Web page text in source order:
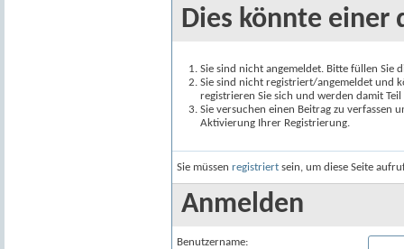
Dies könnte einer
Sie sind nicht angemeldet. Bitte füllen Sie
Sie sind nicht registriert/angemeldet und
registrieren Sie sich und werden damit
Sie versuchen einen Beitrag zu verfassen
Aktivierung Ihrer Registrierung.
Sie müssen registriert sein, um diese Seite
Anmelden
Benutzername: